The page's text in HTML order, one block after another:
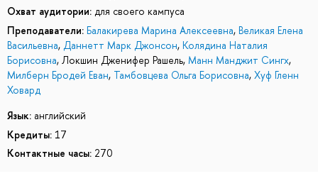
Охват аудитории: для своего кампуса
Преподаватели: Балакирева Марина Алексеевна, Великая Елена
Васильевна, Даннетт Марк Джонсон, Колядина Наталия
Борисовна, Локшин Дженифер Рашель, Манн Манджит Сингх,
Милберн Бродей Еван, Тамбовцева Ольга Борисовна, Хуф Гленн
Ховард
Язык: английский
Кредиты: 17
Контактные часы: 270